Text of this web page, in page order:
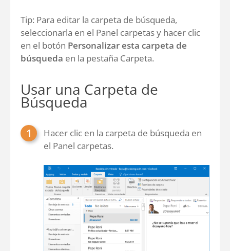
Tip: Para editar la carpeta de búsqueda,
seleccionarla en el Panel carpetas y hacer clic
en el botón Personalizar esta carpeta de
búsqueda en la pestaña Carpeta.
Usar una Carpeta de
Búsqueda
Hacer clic en la carpeta de búsqueda en
el Panel carpetas.